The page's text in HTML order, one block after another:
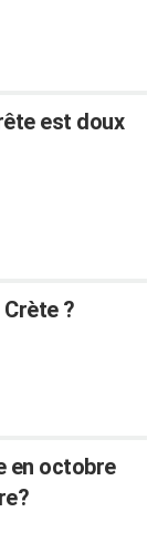
est doux
?
en octobre